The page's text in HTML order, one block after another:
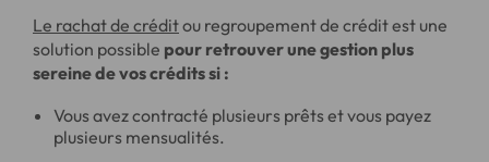
Le rachat de créditou regroupement de crédit est une
solution possible pour retrouver une gestion plus
sereine de vos crédits si :
Vous avez contracté plusieurs prêts et vous payez
plusieurs mensualités.